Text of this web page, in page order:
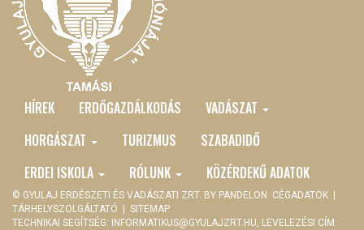
MAIN
MENU
HÍREK ERDŐGAZDÁLKODÁS
VADÁSZAT
HORGÁSZAT
TURIZMUS
SZABADIDŐ
ERDEI ISKOLA
RÓLUNK KÖZÉRDEKŰ ADATOK
© GYULAJ ERDÉSZETI ÉS VADÁSZATI ZRT. BY PANDELON CÉGADATOK
TÁRHELYSZOLGÁLTATÓ
SITEMAP
TECHNIKAI SEGÍTSÉG:
INFORMATIKUS@GYULAJZRT.HU, LEVELEZÉSI CÍM: